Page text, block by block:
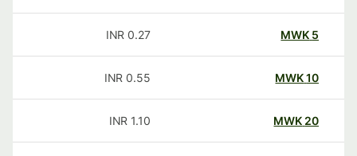
MWK
0.27
INR
MWK
0.55
INR
20
MWK
1.10
INR